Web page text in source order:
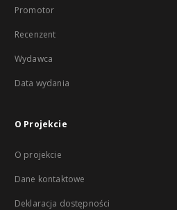
Promotor
Recenzent
Wydawca
Data wydania
O Projekcie
O projekcie
Dane kontaktowe
Deklaracja dostępności